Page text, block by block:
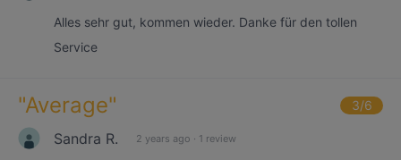
Alles sehr gut, kommen wieder. Danke für den tollen
Service
"Average" 3/6
Sandra R. 2 years ago · 1 review